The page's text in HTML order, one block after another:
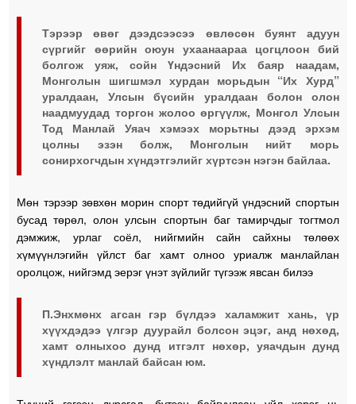
Тэрээр өвөг дээдсээсээ өвлөсөн буянт адуун
сүргийг өөрийн оюун ухаанаараа цогцлоон бий
болгож уяж, сойн Үндэсний Их баяр наадам,
Монголын шигшмэл хурдан морьдын “Их Хурд”
уралдаан, Улсын бүсийн уралдаан болон олон
наадмуудад торгон жолоо өргүүлж, Монгол Улсын
Тод Манлай Уяач хэмээх морьтны дээд эрхэм
цолны эзэн болж, Монголын нийт морь
сонирхогчдын хүндэтгэлийг хүртсэн нэгэн байлаа.
Мөн тэрээр зөвхөн морин спорт төдийгүй үндэсний спортын
бусад төрөл, олон улсын спортын баг тамирчдыг тогтмол
дэмжиж, урлаг соёл, нийгмийн сайн сайхны төлөөх
хүмүүнлэгийн үйлст баг хамт олноо уриалж манлайлан
оролцож, нийгэмд эерэг үнэт зүйлийг түгээж явсан билээ
П.Энхмөнх агсан гэр бүлдээ халамжит хань, үр
хүүхдэдээ үлгэр дуурайл болсон эцэг, анд нөхөд,
хамт олныхоо дунд итгэлт нөхөр, уяачдын дунд
хүндлэлт манлай байсан юм.